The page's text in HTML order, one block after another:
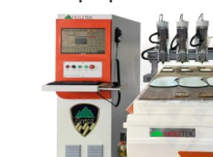
Hệ thống
ĐẠI PHÚC VINH
TP HÀ NỘI